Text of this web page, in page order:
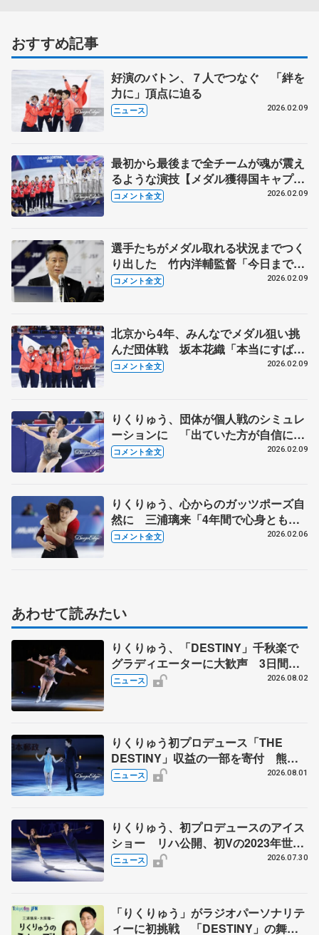
おすすめ記事
好演のバトン、７人でつなぐ 「絆を
力に」頂点に迫る
ニュース 2026.02.09
最初から最後まで全チームが魂が震え
るような演技【メダル獲得国キャプテ
ン会見全文】
コメント全文 2026.02.09
選手たちがメダル取れる状況までつく
り出した 竹内洋輔監督「今日までの
全ての演技が誇らしい」 【ミラノ五
コメント全文 2026.02.09
北京から4年、みんなでメダル狙い挑
んだ団体戦 坂本花織「本当にすばら
しい選手ばっか」【ミラノ五輪団体戦
コメント全文 2026.02.09
りくりゅう、団体が個人戦のシミュレ
ーションに 「出ていた方が自信にな
る」【ミラノ五輪団体ペア・フリー
コメント全文 2026.02.09
りくりゅう、心からのガッツポーズ自
然に 三浦璃来「4年間で心身ともに
強くなれた」 【団体ペアSP後】
コメント全文 2026.02.06
あわせて読みたい
りくりゅう、「DESTINY」千秋楽で
グラディエーターに大歓声 3日間の
計4公演で延べ約１万8千人動員、三浦
ニュース 2026.08.02
りくりゅう初プロデュース「THE
DESTINY」収益の一部を寄付 熊本
地震、被災者支援
ニュース 2026.08.01
りくりゅう、初プロデュースのアイス
ショー リハ公開、初Vの2023年世界
選手権のSP披露 ハゼボロ、チョク
ニュース 2026.07.30
「りくりゅう」がラジオパーソナリテ
ィーに初挑戦 「DESTINY」の舞台